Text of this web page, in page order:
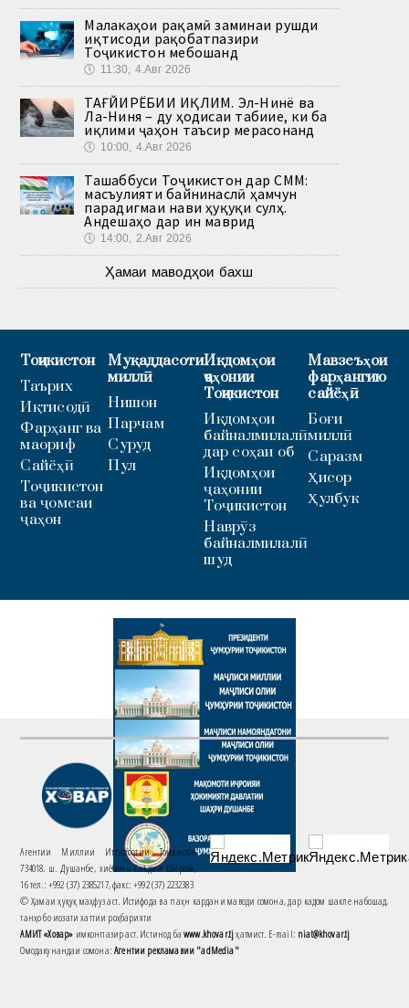
Малакаҳои рақамӣ заминаи рушди
иқтисоди рақобатпазири
Тоҷикистон мебошанд
🕔 11:30, 4.Авг 2026
ТАҒЙИРЁБИИ ИҚЛИМ. Эл-Нинё ва
Ла-Ниня – ду ҳодисаи табиие, ки ба
иқлими ҷаҳон таъсир мерасонанд
🕔 10:00, 4.Авг 2026
Ташаббуси Тоҷикистон дар СММ:
масъулияти байнинаслӣ ҳамчун
парадигмаи нави ҳуқуқи сулҳ.
Андешаҳо дар ин маврид
🕔 14:00, 2.Авг 2026
Ҳамаи маводҳои бахш
Тоҷикистон
Таърих
Иқтисодӣ
Фарҳанг ва
маориф
Сайёҳӣ
Тоҷикистон
ва ҷомеаи
ҷаҳон
Муқаддасоти
миллӣ
Нишон
Парчам
Суруд
Пул
Иқдомҳои
ҷаҳонии
Тоҷикистон
Иқдомҳои
байналмилалӣ
дар соҳаи об
Иқдомҳои
ҷаҳонии
Тоҷикистон
Наврӯз
байналмилалӣ
шуд
Мавзеъҳои
фарҳангию
сайёҳӣ
Боғи
миллӣ
Саразм
Ҳисор
Ҳулбук
Агентии Миллии Иттилоотии Тоҷикистон
734018. ш. Душанбе, хиёбони Саъдии Шерозӣ,
16 тел.: +992 (37) 2385217, факс: +992 (37) 2232383
© Ҳамаи ҳуқуқ маҳфуз аст. Истифода ва паҳн кардани маводи сомона, дар кадом шакле набошад,
танҳо бо иҷозати хаттии роҳбарияти
АМИТ «Ховар» имконпазир аст. Истинод баwww.khovar.tjҳатмист. E-mail: niat@khovar.tj
Омодакунандаи сомона:Агентии рекламавии "adMedia"